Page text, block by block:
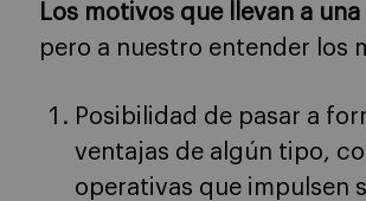
Los motivos que llevan a
pero a nuestro entender los
Posibilidad de pasar a
ventajas de algún tipo,
operativas que impulsen